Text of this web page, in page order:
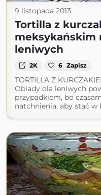
9 listopada 2013
Tortilla z
meksykańskim
leniwych
2K 6 Zapisz
TORTILLA Z
Obiady dla leniwych
przypadkiem, bo
natchnienia, aby stać w